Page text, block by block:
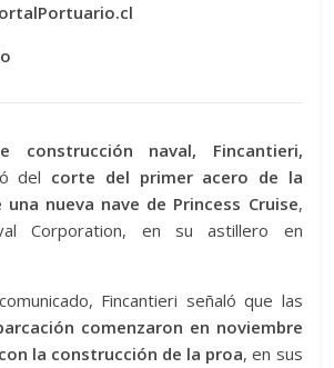
construcción naval, Fincantieri,
del corte del primer acero de la
nueva nave de Princess Cruise,
Corporation, en su astillero en
Fincantieri señaló que las
comenzaron en noviembre
la construcción de la proa, en sus